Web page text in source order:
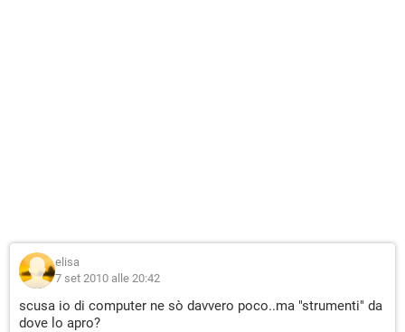
elisa
7 set 2010 alle 20:42
scusa io di computer ne sò davvero poco..ma "strumenti" da
dove lo apro?